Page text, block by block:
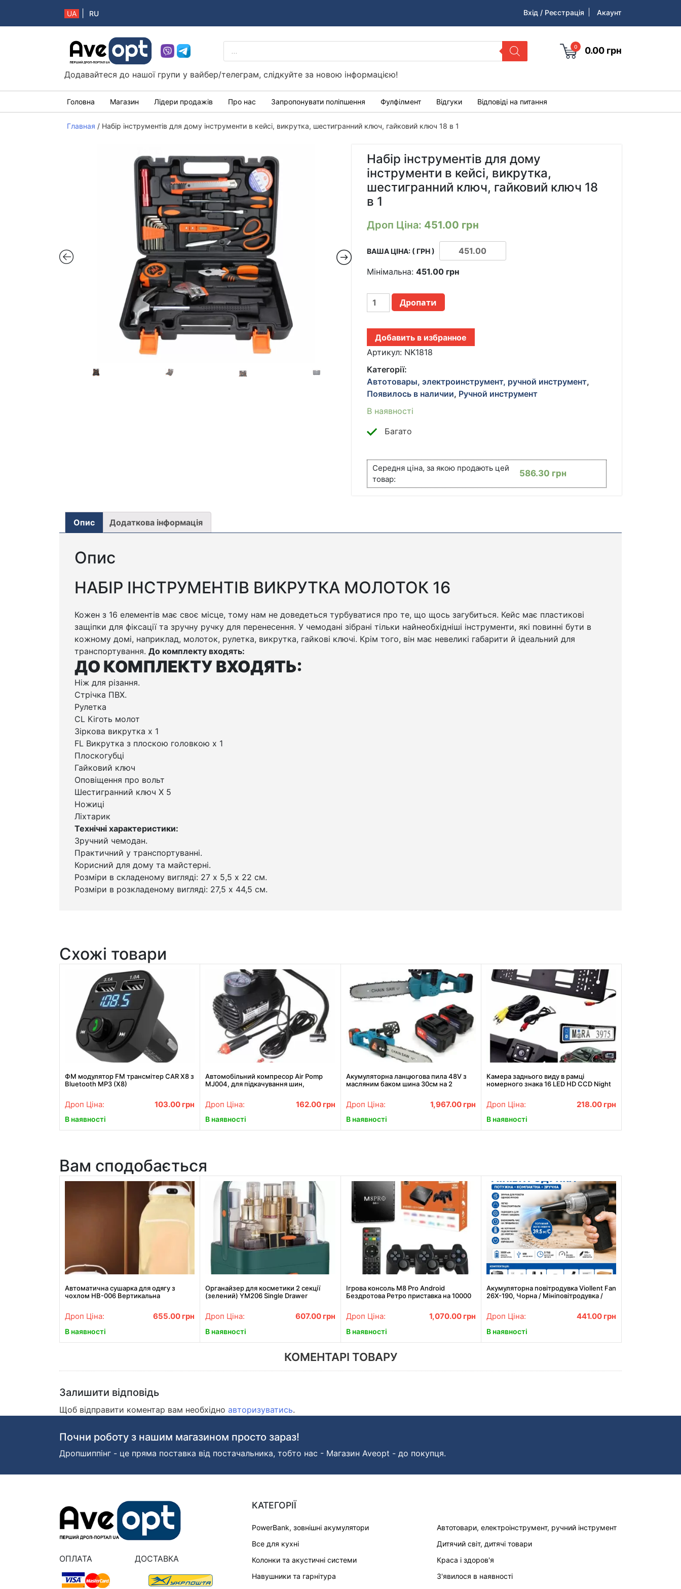
UA RU Вхід / Реєстрація Акаунт
Aveopt – оптова дропшипінг платформа в Україні
PRODUCTS
SEARCH
0 0.00 грн
Додавайтеся до нашої групи у вайбер/телеграм, слідкуйте за новою інформацією!
Головна Магазин Лідери продажів Про нас Запропонувати поліпшення Фулфілмент Відгуки Відповіді на питання
Главная / Набір інструментів для дому інструменти в кейсі, викрутка, шестигранний ключ, гайковий ключ 18 в 1
Набір інструментів для дому
інструменти в кейсі, викрутка,
шестигранний ключ, гайковий ключ 18
в 1
Дроп Ціна: 451.00 грн
ВАША ЦІНА: ( ГРН )
Мінімальна: 451.00 грн
НАБОР
ИНСТРУМЕНТОВ
ДОМА
ИНСТРУМЕНТЫ
В
ОТВЕРТКА,
ШЕСТИГРАННЫЙ
КЛЮЧ,
КЛЮЧ
В
КІЛЬКІСТЬ
Дропати
Добавить в избранное
Артикул: NK1818
Категорії:
Автотовары, электроинструмент, ручной инструмент,
Появилось в наличии, Ручной инструмент
В наявності
Багато
Середня ціна, за якою продають цей
товар:
586.30 грн
Опис Додаткова інформація
Опис
НАБІР ІНСТРУМЕНТІВ ВИКРУТКА МОЛОТОК 16
Кожен з 16 елементів має своє місце, тому нам не доведеться турбуватися про те, що щось загубиться. Кейс має пластикові
защіпки для фіксації та зручну ручку для перенесення. У чемодані зібрані тільки найнеобхідніші інструменти, які повинні бути в
кожному домі, наприклад, молоток, рулетка, викрутка, гайкові ключі. Крім того, він має невеликі габарити й ідеальний для
транспортування. До комплекту входять:
ДО КОМПЛЕКТУ ВХОДЯТЬ:
Ніж для різання.
Стрічка ПВХ.
Рулетка
CL Кіготь молот
Зіркова викрутка x 1
FL Викрутка з плоскою головкою x 1
Плоскогубці
Гайковий ключ
Оповіщення про вольт
Шестигранний ключ X 5
Ножиці
Ліхтарик
Технічні характеристики:
Зручний чемодан.
Практичний у транспортуванні.
Корисний для дому та майстерні.
Розміри в складеному вигляді: 27 х 5,5 х 22 см.
Розміри в розкладеному вигляді: 27,5 х 44,5 см.
Схожі товари
ФМ модулятор FM трансмiтер CAR X8 з
Bluetooth MP3 (X8)
Дроп Ціна: 103.00 грн
В наявності
Автомобільний компресор Air Pomp
MJ004, для підкачування шин,
Дроп Ціна: 162.00 грн
В наявності
Акумуляторна ланцюгова пила 48V з
масляним баком шина 30см на 2
Дроп Ціна: 1,967.00 грн
В наявності
Камера заднього виду в рамці
номерного знака 16 LED HD CCD Night
Дроп Ціна: 218.00 грн
В наявності
Вам сподобається
Автоматична сушарка для одягу з
чохлом HB-006 Вертикальна
Дроп Ціна: 655.00 грн
В наявності
Органайзер для косметики 2 секції
(зелений) YM206 Single Drawer
Дроп Ціна: 607.00 грн
В наявності
Ігрова консоль M8 Pro Android
Бездротова Ретро приставка на 10000
Дроп Ціна: 1,070.00 грн
В наявності
Акумуляторна повітродувка Viollent Fan
26X-190, Чорна / Мініповітродувка /
Дроп Ціна: 441.00 грн
В наявності
КОМЕНТАРІ ТОВАРУ
Залишити відповідь
Щоб відправити коментар вам необхідно авторизуватись.
Почни роботу з нашим магазином просто зараз!
Дропшиппінг - це пряма поставка від постачальника, тобто нас - Магазин Aveopt - до покупця.
ОПЛАТА ДОСТАВКА
КАТЕГОРІЇ
PowerBank, зовнішні акумулятори
Автотовари, електроінструмент, ручний інструмент
Все для кухні
Дитячий світ, дитячі товари
Колонки та акустичні системи
Краса і здоров'я
Навушники та гарнітура
З'явилося в наявності